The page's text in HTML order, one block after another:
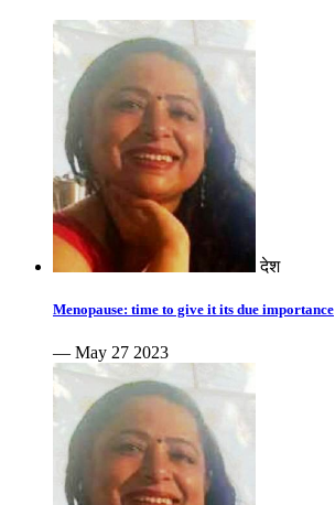
देश
Menopause: time to give it its due importance
— May 27 2023